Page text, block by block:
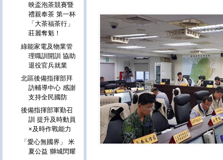
映盃泡茶競賽暨
禮親奉茶 第一杯
「大茶福茶行」
莊麗奪魁！
綠能家電及物業管
理職訓開訓 協助
退役官兵就業
北區後備指揮部拜
訪輔導中心 感謝
支持全民國防
後備指揮部軍勤召
訓 提升及時動員
×及時作戰能力
「愛心無國界」 米
夏公益 獅城閃耀